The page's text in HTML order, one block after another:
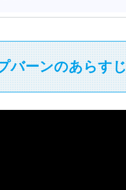
バーンのあらすじ